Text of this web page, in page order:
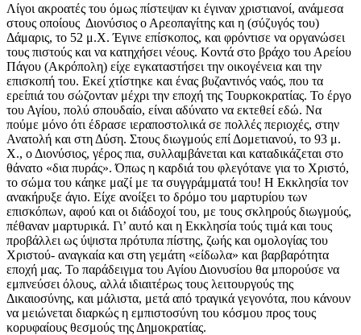
Λίγοι ακροατές του όμως πίστεψαν κι έγιναν χριστιανοί, ανάμεσα
στους οποίους Διονύσιος ο Αρεοπαγίτης και η (σύζυγός του)
Δάμαρις, το 52 μ.Χ. Έγινε επίσκοπος, και φρόντισε να οργανώσει
τους πιστούς και να κατηχήσει νέους. Κοντά στο βράχο του Αρείου
Πάγου (Ακρόπολη) είχε εγκαταστήσει την οικογένεια και την
επισκοπή του. Εκεί χτίστηκε και ένας βυζαντινός ναός, που τα
ερείπιά του σώζονταν μέχρι την εποχή της Τουρκοκρατίας. Το έργο
του Αγίου, πολύ σπουδαίο, είναι αδύνατο να εκτεθεί εδώ. Να
πούμε μόνο ότι έδρασε ιεραποστολικά σε πολλές περιοχές, στην
Ανατολή και στη Δύση. Στους διωγμούς επί Δομετιανού, το 93 μ.
Χ., ο Διονύσιος, γέρος πια, συλλαμβάνεται και καταδικάζεται στο
θάνατο «δια πυράς». Όπως η καρδιά του φλεγότανε για το Χριστό,
το σώμα του κάηκε μαζί με τα συγγράμματά του! Η Εκκλησία τον
ανακήρυξε άγιο. Είχε ανοίξει το δρόμο του μαρτυρίου των
επισκόπων, αφού και οι διάδοχοί του, με τους σκληρούς διωγμούς,
πέθαναν μαρτυρικά. Γι’ αυτό και η Εκκλησία τούς τιμά και τους
προβάλλει ως ύψιστα πρότυπα πίστης, ζωής και ομολογίας του
Χριστού- αναγκαία και στη γεμάτη «είδωλα» και βαρβαρότητα
εποχή μας. Το παράδειγμα του Αγίου Διονυσίου θα μπορούσε να
εμπνεύσει όλους, αλλά ιδιαιτέρως τους λειτουργούς της
Δικαιοσύνης, και μάλιστα, μετά από τραγικά γεγονότα, που κάνουν
να μειώνεται διαρκώς η εμπιστοσύνη του κόσμου προς τους
κορυφαίους θεσμούς της Δημοκρατίας.